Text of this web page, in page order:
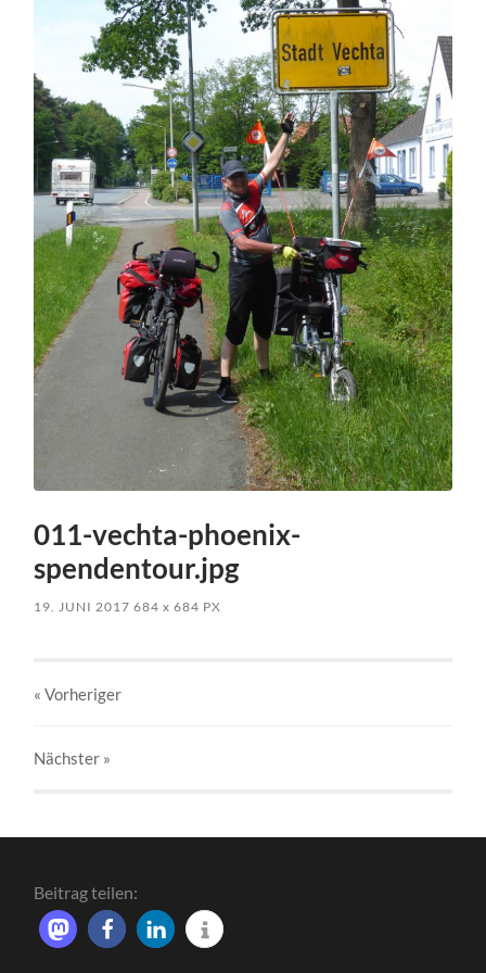
011-vechta-phoenix-
spendentour.jpg
19. JUNI 2017 684x 684 PX
« Vorheriger
Nächster »
Beitrag teilen: